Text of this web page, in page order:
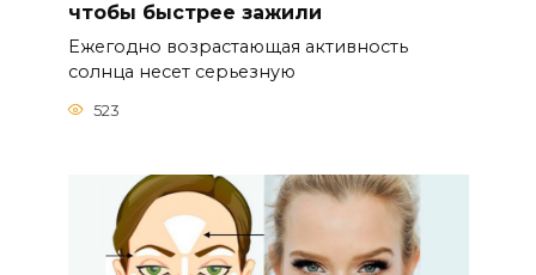
чтобы быстрее зажили
Ежегодно возрастающая активность
солнца несет серьезную
523